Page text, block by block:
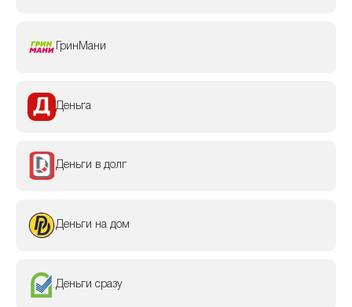
ГринМани
Деньга
Деньги в долг
Деньги на дом
Деньги сразу